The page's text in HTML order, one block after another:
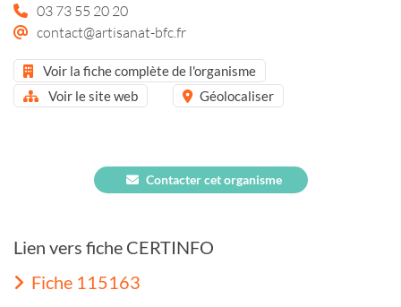
03 73 55 20 20
contact@artisanat-bfc.fr
Voir la fiche complète de l'organisme
Voir le site web
Géolocaliser
Contacter cet organisme
Lien vers fiche CERTINFO
Fiche 115163